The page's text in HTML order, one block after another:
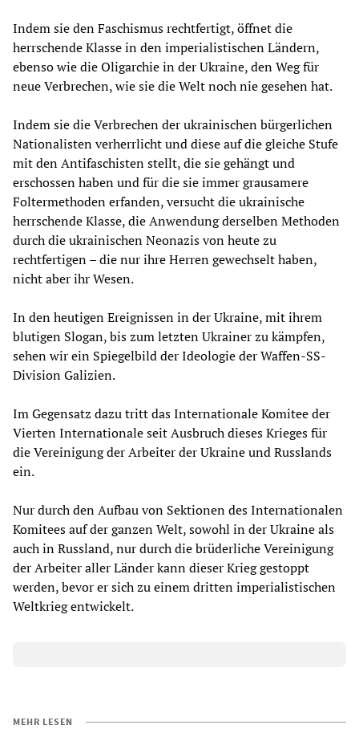
Indem sie den Faschismus rechtfertigt, öffnet die
herrschende Klasse in den imperialistischen Ländern,
ebenso wie die Oligarchie in der Ukraine, den Weg für
neue Verbrechen, wie sie die Welt noch nie gesehen hat.
Indem sie die Verbrechen der ukrainischen bürgerlichen
Nationalisten verherrlicht und diese auf die gleiche Stufe
mit den Antifaschisten stellt, die sie gehängt und
erschossen haben und für die sie immer grausamere
Foltermethoden erfanden, versucht die ukrainische
herrschende Klasse, die Anwendung derselben Methoden
durch die ukrainischen Neonazis von heute zu
rechtfertigen ­– die nur ihre Herren gewechselt haben,
nicht aber ihr Wesen.
In den heutigen Ereignissen in der Ukraine, mit ihrem
blutigen Slogan, bis zum letzten Ukrainer zu kämpfen,
sehen wir ein Spiegelbild der Ideologie der Waffen-SS-
Division Galizien.
Im Gegensatz dazu tritt das Internationale Komitee der
Vierten Internationale seit Ausbruch dieses Krieges für
die Vereinigung der Arbeiter der Ukraine und Russlands
ein.
Nur durch den Aufbau von Sektionen des Internationalen
Komitees auf der ganzen Welt, sowohl in der Ukraine als
auch in Russland, nur durch die brüderliche Vereinigung
der Arbeiter aller Länder kann dieser Krieg gestoppt
werden, bevor er sich zu einem dritten imperialistischen
Weltkrieg entwickelt.
MEHR LESEN